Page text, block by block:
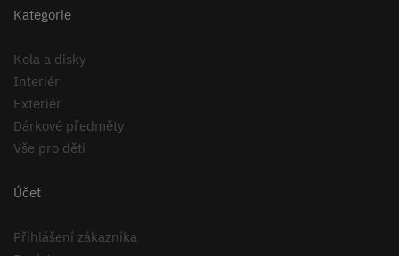
Kategorie
Kola a disky
Interiér
Exteriér
Dárkové předměty
Vše pro děti
Účet
Přihlášení zákazníka